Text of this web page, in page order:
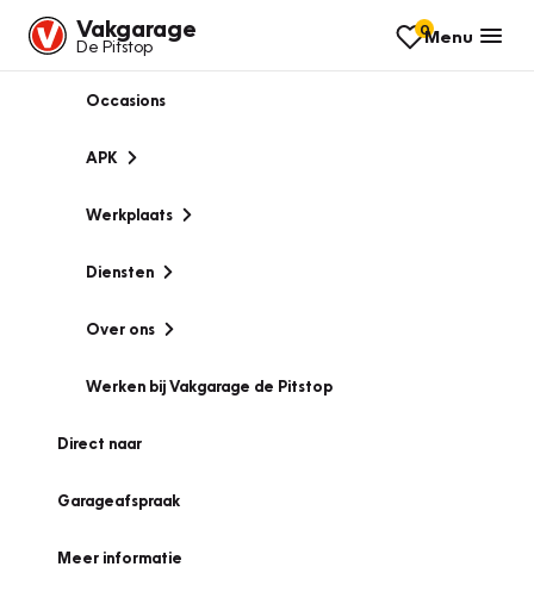
Vakgarage
De Pitstop
0Menu
Occasions
APK
Werkplaats
Diensten
Over ons
Werken bij Vakgarage de Pitstop
Direct naar
Garageafspraak
Meer informatie